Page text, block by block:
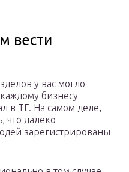
вести
у вас могло
бизнесу
в ТГ. На самом деле,
что далеко
зарегистрированы